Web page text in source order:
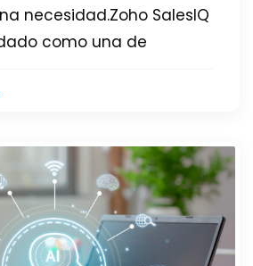
necesidad.Zoho SalesIQ
como una de